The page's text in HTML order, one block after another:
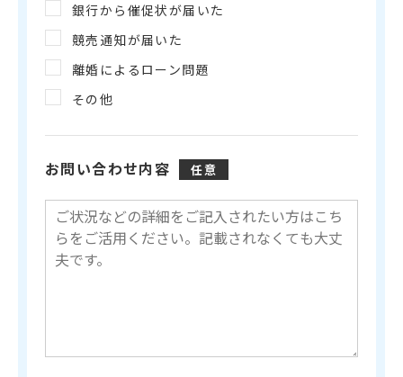
銀行から催促状が届いた
競売通知が届いた
離婚によるローン問題
その他
お問い合わせ内容 任意